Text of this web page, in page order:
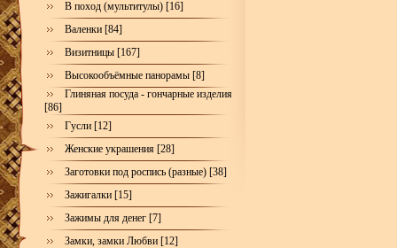
В поход (мультитулы) [16]
Валенки [84]
Визитницы [167]
Высокообъёмные панорамы [8]
Глиняная посуда - гончарные изделия
[86]
Гусли [12]
Женские украшения [28]
Заготовки под роспись (разные) [38]
Зажигалки [15]
Зажимы для денег [7]
Замки, замки Любви [12]